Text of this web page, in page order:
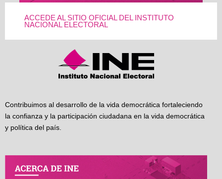
ACCEDE AL SITIO OFICIAL DEL INSTITUTO
NACIONAL ELECTORAL
Contribuimos al desarrollo de la vida democrática fortaleciendo
la confianza y la participación ciudadana en la vida democrática
y política del país.